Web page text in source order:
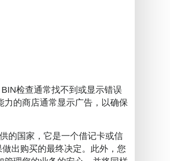
检查通常找不到或显示错误
的商店通常显示广告，以确保
的国家，它是一个借记卡或信
出购买的最终决定。此外，您